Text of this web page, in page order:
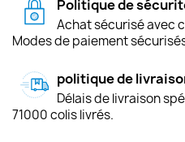
Politique de
Achat sécurisé avec
Modes de paiement
politique de
Délais de livraison
71000 colis livrés.